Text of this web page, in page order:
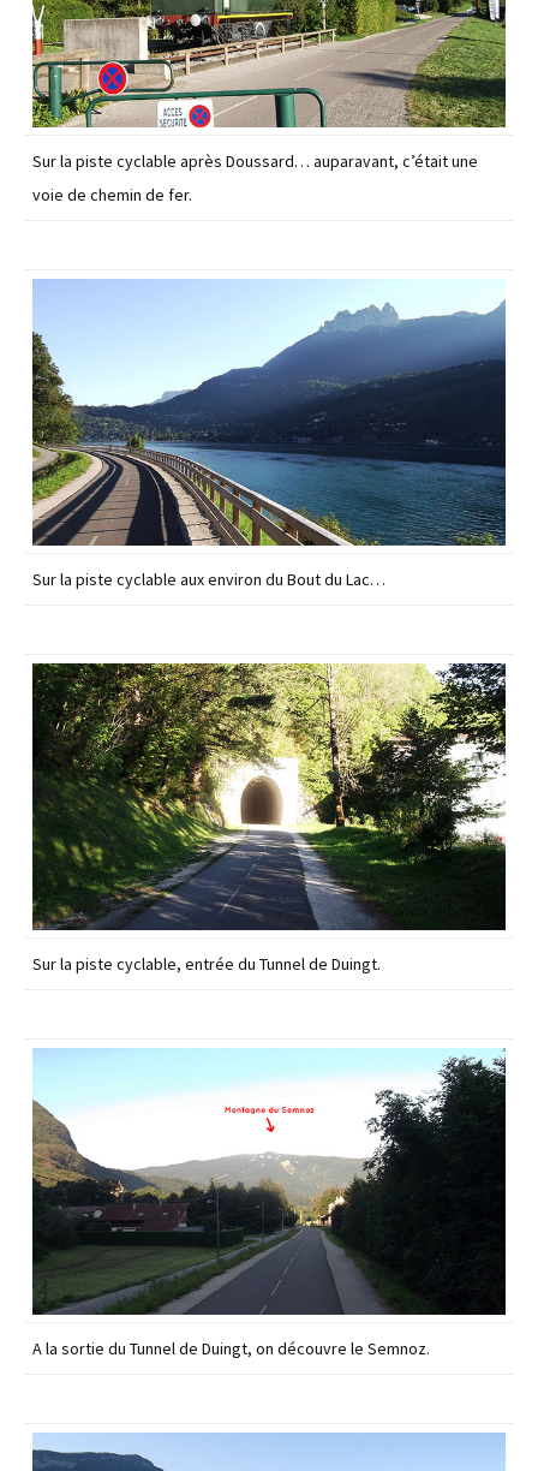
Sur la piste cyclable après Doussard… auparavant, c’était une
voie de chemin de fer.
Sur la piste cyclable aux environ du Bout du Lac…
Sur la piste cyclable, entrée du Tunnel de Duingt.
A la sortie du Tunnel de Duingt, on découvre le Semnoz.